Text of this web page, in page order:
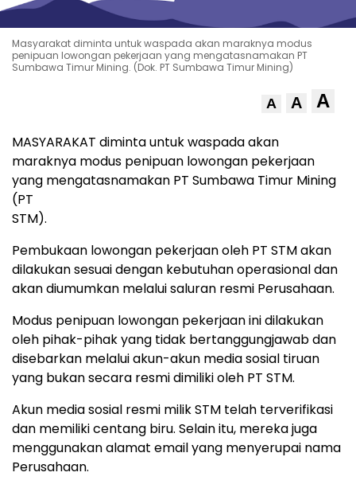
Masyarakat diminta untuk waspada akan maraknya modus
penipuan lowongan pekerjaan yang mengatasnamakan PT
Sumbawa Timur Mining. (Dok. PT Sumbawa Timur Mining)
A A A
MASYARAKAT diminta untuk waspada akan
maraknya modus penipuan lowongan pekerjaan
yang mengatasnamakan PT Sumbawa Timur Mining
(PT
STM).
Pembukaan lowongan pekerjaan oleh PT STM akan
dilakukan sesuai dengan kebutuhan operasional dan
akan diumumkan melalui saluran resmi Perusahaan.
Modus penipuan lowongan pekerjaan ini dilakukan
oleh pihak-pihak yang tidak bertanggungjawab dan
disebarkan melalui akun-akun media sosial tiruan
yang bukan secara resmi dimiliki oleh PT STM.
Akun media sosial resmi milik STM telah terverifikasi
dan memiliki centang biru. Selain itu, mereka juga
menggunakan alamat email yang menyerupai nama
Perusahaan.